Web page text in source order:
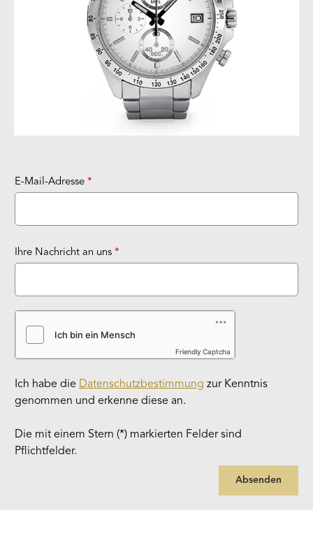
E-Mail-Adresse *
Ihre Nachricht an uns *
Friendly Captcha
Ich habe die Datenschutzbestimmung zur Kenntnis
genommen und erkenne diese an.
Die mit einem Stern (*) markierten Felder sind
Pflichtfelder.
Absenden